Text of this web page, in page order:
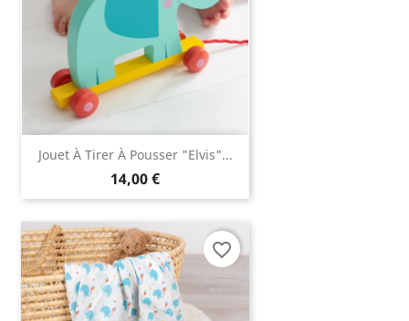
Jouet À Tirer À Pousser "Elvis"...
14,00 €
favorite_border